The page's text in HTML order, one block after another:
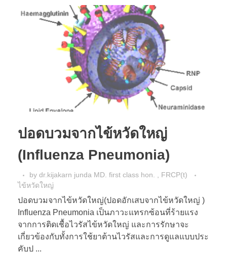
ปอดบวมจากไข้หวัดใหญ่
(Influenza Pneumonia)
by dr.kijakarn junda MD. first class hon. , FRCP(t)
ไข้หวัดใหญ่
ปอดบวมจากไข้หวัดใหญ่(ปอดอักเสบจากไข้หวัดใหญ่ )
Influenza Pneumonia เป็นภาวะแทรกซ้อนที่ร้ายแรง
จากการติดเชื้อไวรัสไข้หวัดใหญ่ และการรักษาจะ
เกี่ยวข้องกับทั้งการใช้ยาต้านไวรัสและการดูแลแบบประ
คับป ...